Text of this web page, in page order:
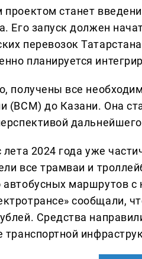
станет
Его запуск должен
перевозок
планируется
получены все
(ВСМ) до Казани. Она
лета 2024 года уже
все трамваи и
автобусных маршрутов
сообщали,
Средства
транспортной